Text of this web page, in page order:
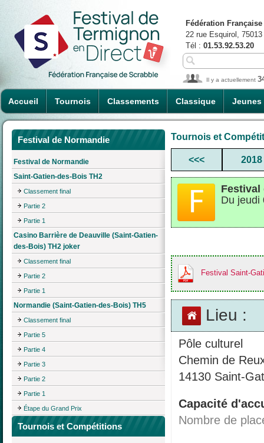
Accueil Tournois Classements Classique Jeunes
Fédération
22 rue Esquirol,
Tél : 01.53.92.53.20
Il y a actuellement
Festival de Normandie
Festival de Normandie
Saint-Gatien-des-Bois TH2
Classement final
Partie 2
Partie 1
Casino Barrière de Deauville (Saint-Gatien-
des-Bois) TH2 joker
Classement final
Partie 2
Partie 1
Normandie (Saint-Gatien-des-Bois) TH5
Classement final
Partie 5
Partie 4
Partie 3
Partie 2
Partie 1
Étape du Grand Prix
Tournois et Compétitions
Tournois et
<<< 2018
Festival
Du jeudi
Festival Saint-
Lieu :
Pôle culturel
Chemin de
14130 Saint-
Capacité
Nombre de